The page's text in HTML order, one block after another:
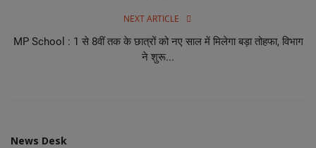
NEXT ARTICLE
MP School : 1 से 8वीं तक के छात्रों को नए साल में मिलेगा बड़ा तोहफा, विभाग
ने शुरू...
News Desk